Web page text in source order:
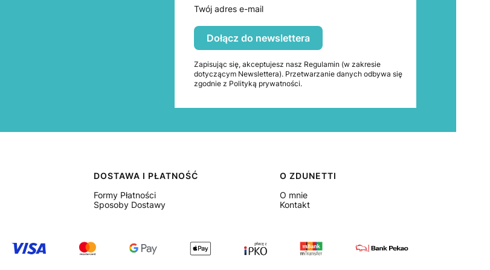
Twój adres e-mail
Dołącz do newslettera
Zapisując się, akceptujesz nasz Regulamin (w zakresie
dotyczącym Newslettera). Przetwarzanie danych odbywa się
zgodnie z Polityką prywatności.
DOSTAWA I PŁATNOŚĆ
Formy Płatności
Sposoby Dostawy
O ZDUNETTI
O mnie
Kontakt